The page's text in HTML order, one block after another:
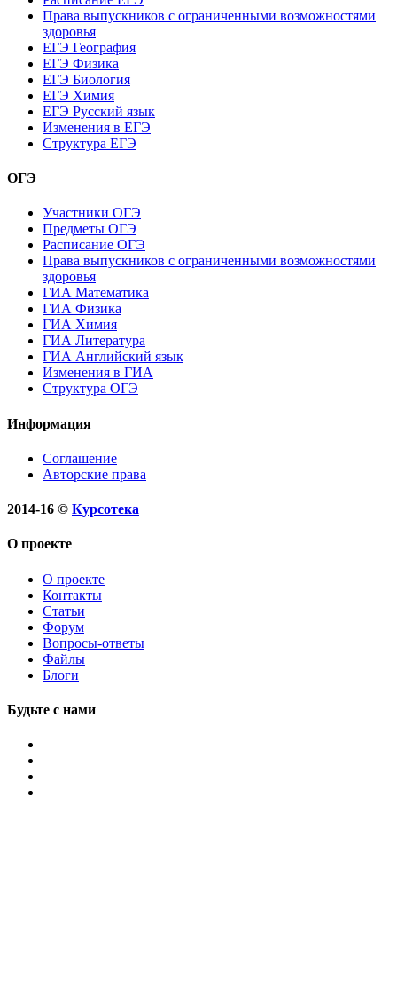
Права выпускников с ограниченными возможностями
здоровья
ЕГЭ География
ЕГЭ Физика
ЕГЭ Биология
ЕГЭ Химия
ЕГЭ Русский язык
Изменения в ЕГЭ
Структура ЕГЭ
ОГЭ
Участники ОГЭ
Предметы ОГЭ
Расписание ОГЭ
Права выпускников с ограниченными возможностями
здоровья
ГИА Математика
ГИА Физика
ГИА Химия
ГИА Литература
ГИА Английский язык
Изменения в ГИА
Структура ОГЭ
Информация
Соглашение
Авторские права
2014-16 © Курсотека
О проекте
О проекте
Контакты
Статьи
Форум
Вопросы-ответы
Файлы
Блоги
Будьте с нами